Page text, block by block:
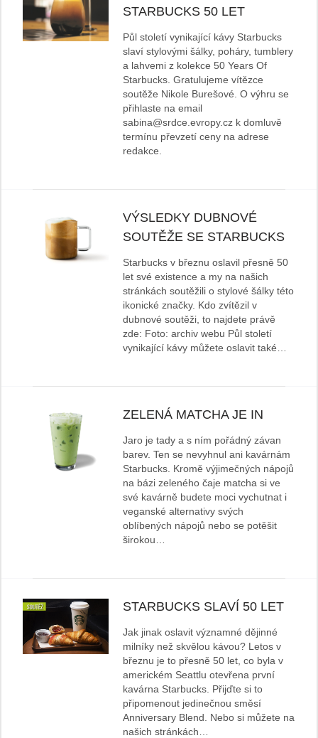
STARBUCKS 50 LET
Půl století vynikající kávy Starbucks
slaví stylovými šálky, poháry, tumblery
a lahvemi z kolekce 50 Years Of
Starbucks. Gratulujeme vítězce
soutěže Nikole Burešové. O výhru se
přihlaste na email
sabina@srdce.evropy.cz k domluvě
termínu převzetí ceny na adrese
redakce.
VÝSLEDKY DUBNOVÉ
SOUTĚŽE SE STARBUCKS
Starbucks v březnu oslavil přesně 50
let své existence a my na našich
stránkách soutěžili o stylové šálky této
ikonické značky. Kdo zvítězil v
dubnové soutěži, to najdete právě
zde: Foto: archiv webu Půl století
vynikající kávy můžete oslavit také…
ZELENÁ MATCHA JE IN
Jaro je tady a s ním pořádný závan
barev. Ten se nevyhnul ani kavárnám
Starbucks. Kromě výjimečných nápojů
na bázi zeleného čaje matcha si ve
své kavárně budete moci vychutnat i
veganské alternativy svých
oblíbených nápojů nebo se potěšit
širokou…
STARBUCKS SLAVÍ 50 LET
Jak jinak oslavit významné dějinné
milníky než skvělou kávou? Letos v
březnu je to přesně 50 let, co byla v
americkém Seattlu otevřena první
kavárna Starbucks. Přijďte si to
připomenout jedinečnou směsí
Anniversary Blend. Nebo si můžete na
našich stránkách…